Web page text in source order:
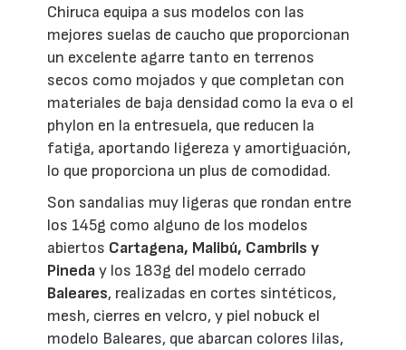
Chiruca equipa a sus modelos con las
mejores suelas de caucho que proporcionan
un excelente agarre tanto en terrenos
secos como mojados y que completan con
materiales de baja densidad como la eva o el
phylon en la entresuela, que reducen la
fatiga, aportando ligereza y amortiguación,
lo que proporciona un plus de comodidad.
Son sandalias muy ligeras que rondan entre
los 145g como alguno de los modelos
abiertos Cartagena, Malibú, Cambrils y
Pineday los 183g del modelo cerrado
Baleares, realizadas en cortes sintéticos,
mesh, cierres en velcro, y piel nobuck el
modelo Baleares, que abarcan colores lilas,